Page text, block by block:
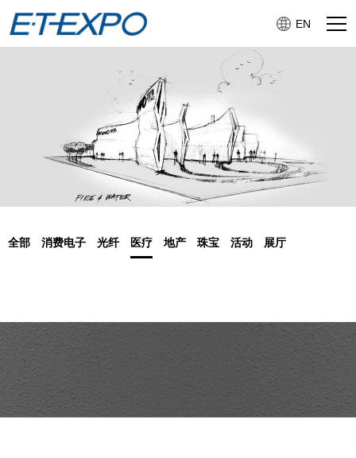
EN
全部 消费电子 光纤 医疗 地产 珠宝 活动 展厅